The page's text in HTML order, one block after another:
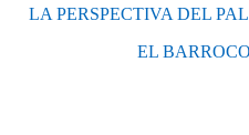
LA PERSPECTIVA DEL
EL